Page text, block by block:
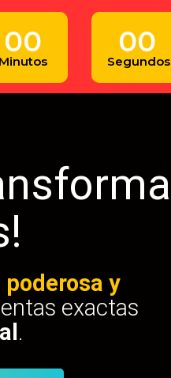
00
Minutos
00
Segundos
y
exactas
.